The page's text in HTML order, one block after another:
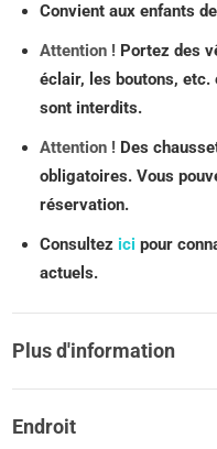
Convient aux enfants
Attention ! Portez des
éclair, les boutons,
sont interdits.
Attention ! Des
obligatoires. Vous
réservation.
Consultez ici pour
actuels.
Plus d'information
Endroit